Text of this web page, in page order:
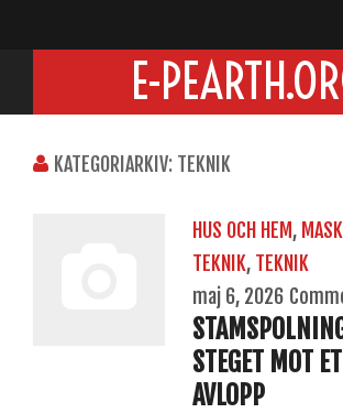
E-
KATEGORIARKIV: TEKNIK
HUS OCH HEM,
TEKNIK, TEKNIK
maj 6, 2026
STEGET MOT
AVLOPP